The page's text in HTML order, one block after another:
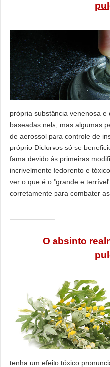
própria substância venenosa e
baseadas nela, mas algumas
de aerossol para controle de
próprio Diclorvos só se
fama devido às primeiras
incrivelmente fedorento e
ver o que é o "grande e
corretamente para combater as
O absinto
tenha um efeito tóxico